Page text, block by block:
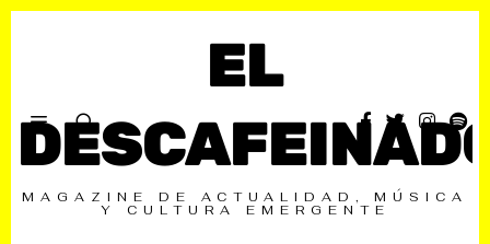
EL
MAGAZINE DE ACTUALIDAD, MÚSICA
Y CULTURA EMERGENTE